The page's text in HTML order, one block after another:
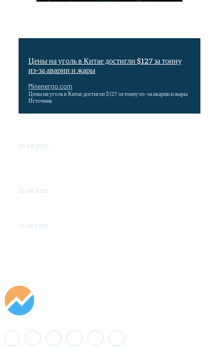
Цены на уголь в Китае достигли $127 за тонну
из-за аварии и жары
Minenergo.com
Цены на уголь в Китае достигли $127 за тонну из-за аварии и жары
Источник
05.08.2026
03.08.2026
03.08.2026